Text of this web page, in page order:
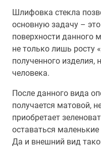
Шлифовка стекла
основную задачу –
поверхности данного
не только лишь росту
полученного изделия,
человека.
После данного вида
получается матовой,
приобретает
оставаться
Да и внешний вид